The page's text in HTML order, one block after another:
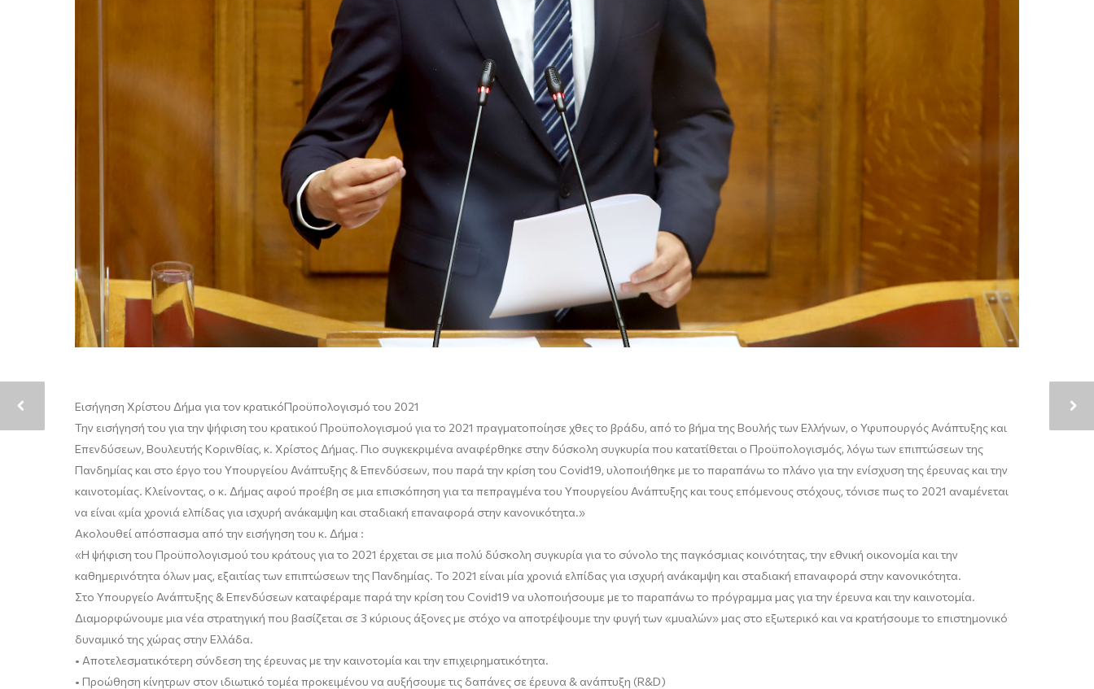
Εισήγηση Χρίστου Δήμα για τον κρατικόΠροϋπολογισμό του 2021
Την εισήγησή του για την ψήφιση του κρατικού Προϋπολογισμού για το 2021 πραγματοποίησε χθες το βράδυ, από το βήμα της Βουλής των Ελλήνων, ο Υφυπουργός Ανάπτυξης και
Επενδύσεων, Βουλευτής Κορινθίας, κ. Χρίστος Δήμας. Πιο συγκεκριμένα αναφέρθηκε στην δύσκολη συγκυρία που κατατίθεται ο Προϋπολογισμός, λόγω των επιπτώσεων της
Πανδημίας και στο έργο του Υπουργείου Ανάπτυξης & Επενδύσεων, που παρά την κρίση του Covid19, υλοποιήθηκε με το παραπάνω το πλάνο για την ενίσχυση της έρευνας και την
καινοτομίας. Κλείνοντας, ο κ. Δήμας αφού προέβη σε μια επισκόπηση για τα πεπραγμένα του Υπουργείου Ανάπτυξηςκαι τους επόμενους στόχους, τόνισε πως το 2021 αναμένεται
να είναι «μία χρονιά ελπίδας για ισχυρή ανάκαμψη και σταδιακή επαναφορά στην κανονικότητα.»
Ακολουθεί απόσπασμα από την εισήγηση του κ. Δήμα :
«Η ψήφιση του Προϋπολογισμού του κράτους για το 2021 έρχεται σε μια πολύ δύσκολη συγκυρία για το σύνολο της παγκόσμιας κοινότητας, την εθνική οικονομία και την
καθημερινότητα όλων μας, εξαιτίας των επιπτώσεων της Πανδημίας. Το 2021 είναι μία χρονιά ελπίδας για ισχυρή ανάκαμψη και σταδιακή επαναφορά στην κανονικότητα.
Στο Υπουργείο Ανάπτυξης & Επενδύσεων καταφέραμε παρά την κρίση του Covid19 να υλοποιήσουμε με το παραπάνω το πρόγραμμα μας για την έρευνα και την καινοτομία.
Διαμορφώνουμε μια νέα στρατηγική που βασίζεται σε 3 κύριους άξονες με στόχο να αποτρέψουμε την φυγή των «μυαλών» μας στο εξωτερικό και να κρατήσουμε το επιστημονικό
δυναμικό της χώρας στην Ελλάδα.
• Αποτελεσματικότερη σύνδεση της έρευνας με την καινοτομία και την επιχειρηματικότητα.
• Προώθηση κίνητρων στον ιδιωτικό τομέα προκειμένου να αυξήσουμε τις δαπάνες σε έρευνα & ανάπτυξη (R&D)